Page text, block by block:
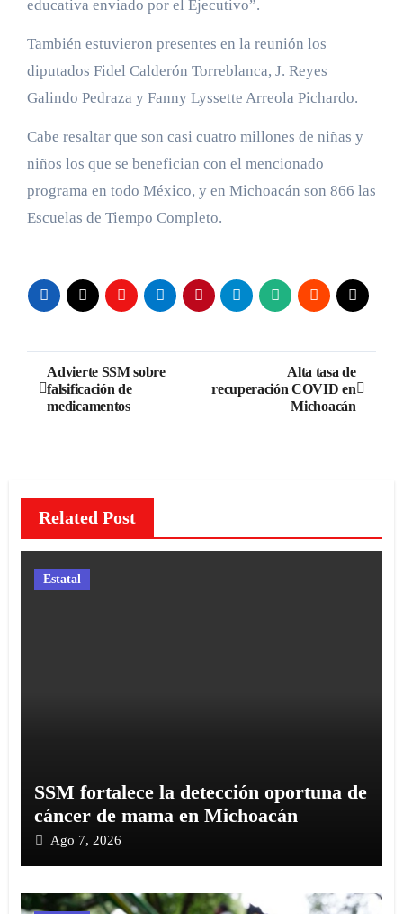
educativa enviado por el Ejecutivo”.
También estuvieron presentes en la reunión los
diputados Fidel Calderón Torreblanca, J. Reyes
Galindo Pedraza y Fanny Lyssette Arreola Pichardo.
Cabe resaltar que son casi cuatro millones de niñas y
niños los que se benefician con el mencionado
programa en todo México, y en Michoacán son 866 las
Escuelas de Tiempo Completo.
Navegación
de
Advierte SSM sobre
falsificación de
medicamentos
Alta tasa de
recuperación COVID en
Michoacán
Related Post
Estatal
SSM fortalece la detección oportuna de
cáncer de mama en Michoacán
Ago 7, 2026